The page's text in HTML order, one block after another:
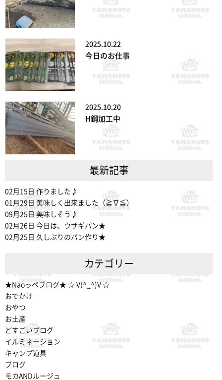
2025.10.22
今日のお仕事
2025.10.20
H鋼加工中
最新記事
02月15日 作りました♪
01月29日 美味しく出来ました（≧∇≦）
09月25日 美味しそう♪
02月26日 今日は、ウサギパン★
02月25日 久しぶりのパン作り★
カテゴリー
★Naoっぺブログ★ ☆ V(^_^)V ☆
おでかけ
おやつ
お土産
どすごいブログ
イルミネーション
キャンプ道具
ブログ
モカANDルージュ